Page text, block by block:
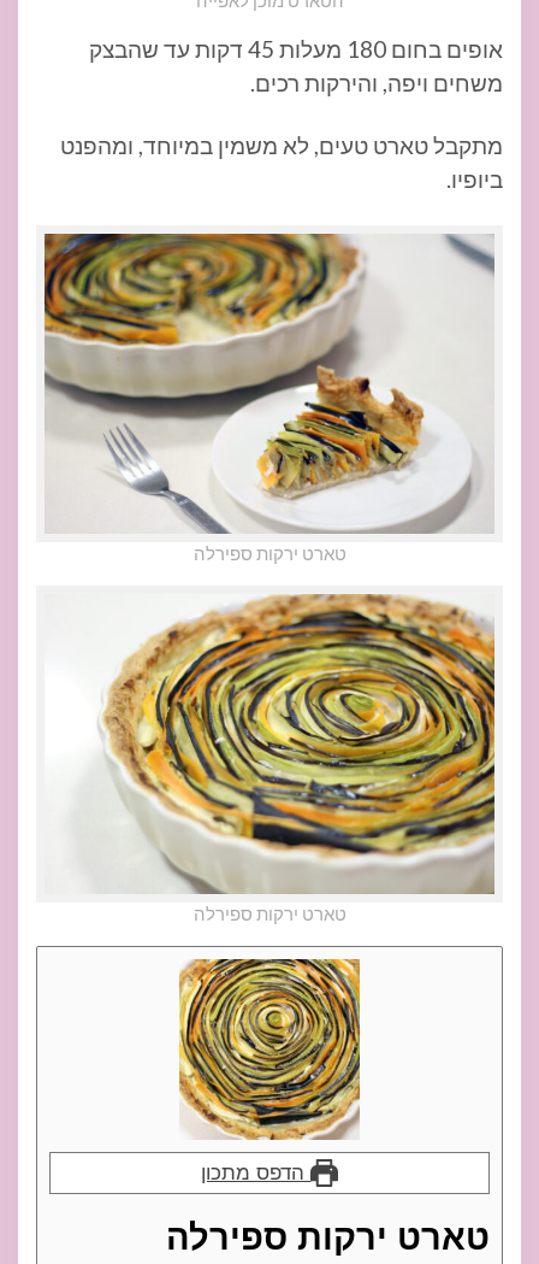
אופים בחום 180 מעלות 45 דקות עד שהבצק
משחים ויפה, והירקות רכים.
מתקבל טארט טעים, לא משמין במיוחד, ומהפנט
ביופיו.
טארט ירקות ספירלה
טארט ירקות ספירלה
הדפס מתכון
טארט ירקות ספירלה